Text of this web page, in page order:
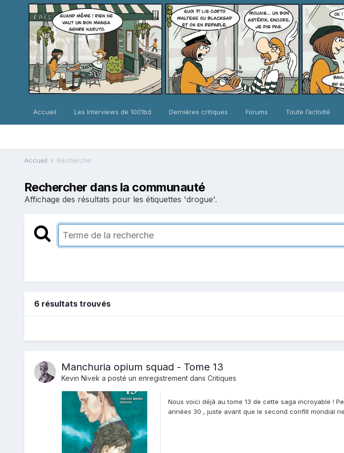
Accueil Les Interviews de 1001bd Dernières critiques Forums Toute l’activité
Accueil Recherche
Rechercher dans la communauté
Affichage des résultats pour les étiquettes 'drogue'.
6 résultats trouvés
Manchuria opium squad - Tome 13
Kevin Nivek a posté un enregistrement dans Critiques
Nous voici déjà au tome 13 de cette saga incroyable !
années 30 , juste avant que le second conflit mondial